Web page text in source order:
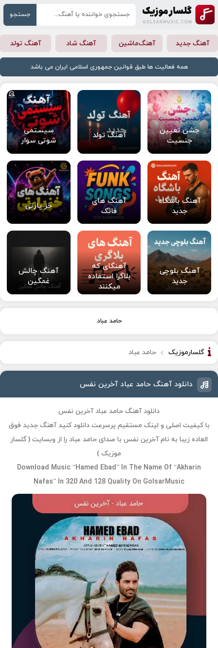
جستجو
آهنگ جدید آهنگ‌ماشین آهنگ شاد آهنگ تولد
همه فعالیت ها طبق قوانین جمهوری اسلامی ایران می باشد
جشن تعیین
جنسیت
آهنگ تولد
سیستمی
شوتی سوار
آهنگ باشگاه
جدید
آهنگ های
فانک
خز پارتی
آهنگ بلوچی
جدید
آهنگای که
بلاگرا استفاده
میکنند
آهنگ چالش
غمگین
حامد عباد
گلسارموزیک حامد عباد
دانلود آهنگ حامد عباد آخرین نفس
دانلود آهنگ حامد عباد آخرین نفس
با کیفیت اصلی و لینک مستقیم پرسرعت دانلود کنید آهنگ جدید فوق
العاده زیبا به نام آخرین نفس با صدای حامد عباد را از وبسایت ( گلسار
موزیک )
Download Music “Hamed Ebad” In The Name Of “Akharin
Nafas” In 320 And 128 Quality On GolsarMusic